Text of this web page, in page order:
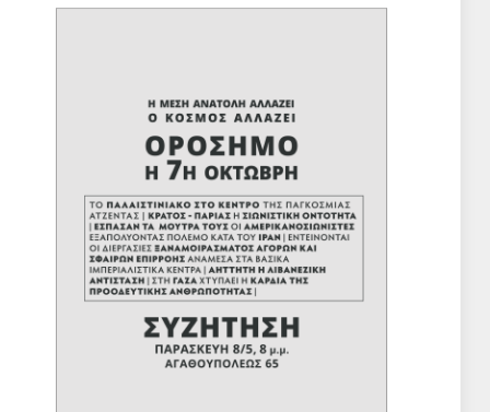
αιγοπροβάτων: Ενδημική στον ιό
έγινε η χώρα μας
8 Αυγ 2026, 10:21
ΕΡΓΑΤΙΚΑ
ΟΙΕΛΕ: Δύο μέτρα και δύο σταθμά
από το υπουργείο Παιδείας
8 Αυγ 2026, 09:50
ΔΙΕΘΝΗ
Μπακαεΐ: Για να διεκδικήσεις τα